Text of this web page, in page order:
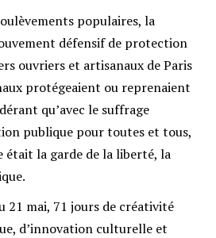
populaires, la
défensif de protection
ouvriers et artisanaux de Paris
protégeaient ou reprenaient
qu’avec le suffrage
publique pour toutes et tous,
était la garde de la liberté, la
21 mai, 71 jours de créativité
d’innovation culturelle et